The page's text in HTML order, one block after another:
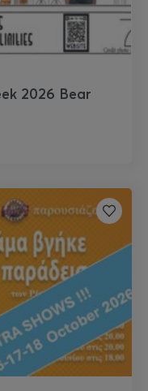
2026 Bear